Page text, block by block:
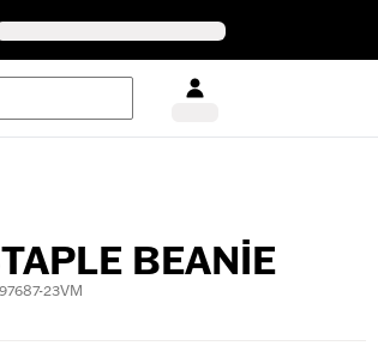
BEANIE
23VM